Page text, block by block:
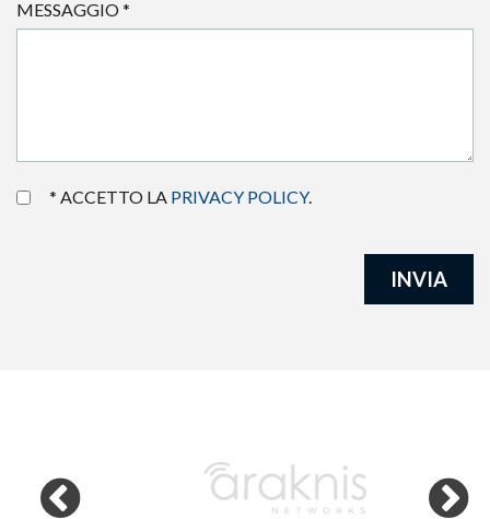
MESSAGGIO*
* ACCETTO LA PRIVACY POLICY.
INVIA